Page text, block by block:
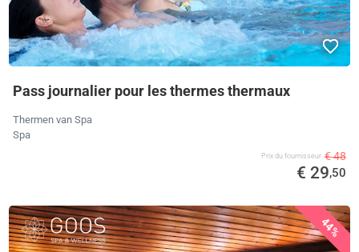
Pass journalier pour les thermes thermaux
Thermen van Spa
Spa
Prix ​​du fournisseur € 48
€ 29,50
44%